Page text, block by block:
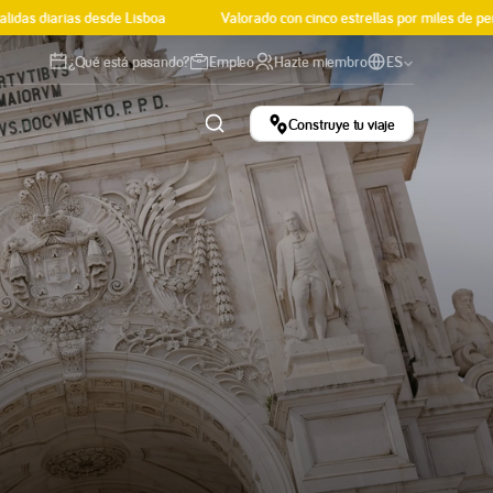
diarias desde Lisboa Valorado con cinco estrellas por miles de
¿Qué está pasando? Empleo Hazte miembro ES
y experiencias
Nuestras
Historias
Consejos, curiosidades e
inspiración viajera.
Leer el blog
de las mejores experiencias de Portugal.
Construye tu viaje